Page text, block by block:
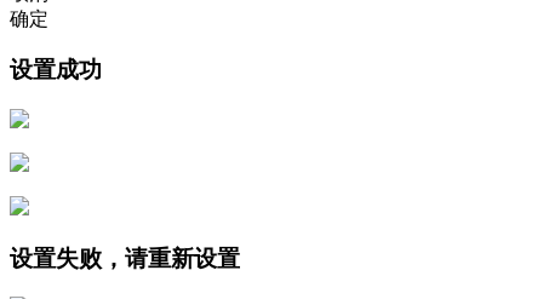
确定
设置成功
设置失败，请重新设置